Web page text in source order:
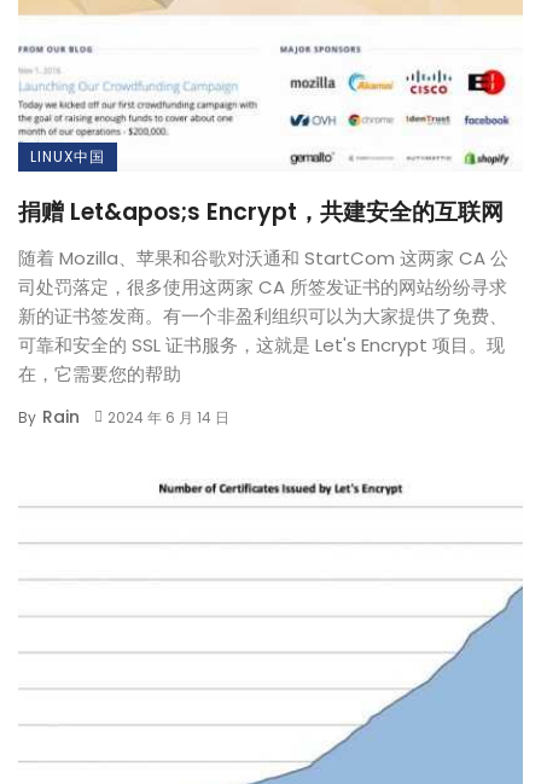
LINUX中国
捐赠 Let&apos;s Encrypt，共建安全的互联网
随着 Mozilla、苹果和谷歌对沃通和 StartCom 这两家 CA 公
司处罚落定，很多使用这两家 CA 所签发证书的网站纷纷寻求
新的证书签发商。有一个非盈利组织可以为大家提供了免费、
可靠和安全的 SSL 证书服务，这就是 Let's Encrypt 项目。现
在，它需要您的帮助
By Rain 2024 年 6 月 14 日